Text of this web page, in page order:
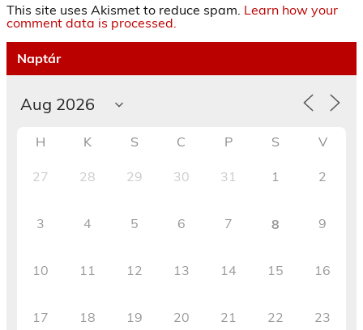
This site uses Akismet to reduce spam. Learn how your
comment data is processed.
Naptár
H K S C P S V
27 28 29 30 31 1 2
3 4 5 6 7 8 9
10 11 12 13 14 15 16
17 18 19 20 21 22 23